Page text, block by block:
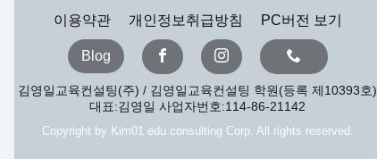
이용약관 개인정보취급방침 PC버전 보기
Blog
김영일교육컨설팅(주) / 김영일교육컨설팅 학원(등록 제10393호)
대표:김영일 사업자번호:114-86-21142
Copyright by Kim01 edu consulting Corp. All rights reserved.